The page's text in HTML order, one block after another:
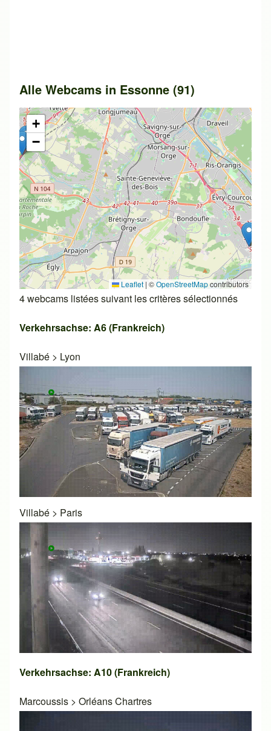
Alle Webcams in Essonne (91)
+
−
Leaflet | ©OpenStreetMapcontributors
4 webcams listées suivant les critères sélectionnés
Verkehrsachse: A6 (Frankreich)
Villabé > Lyon
Villabé > Paris
Verkehrsachse: A10 (Frankreich)
Marcoussis > Orléans Chartres